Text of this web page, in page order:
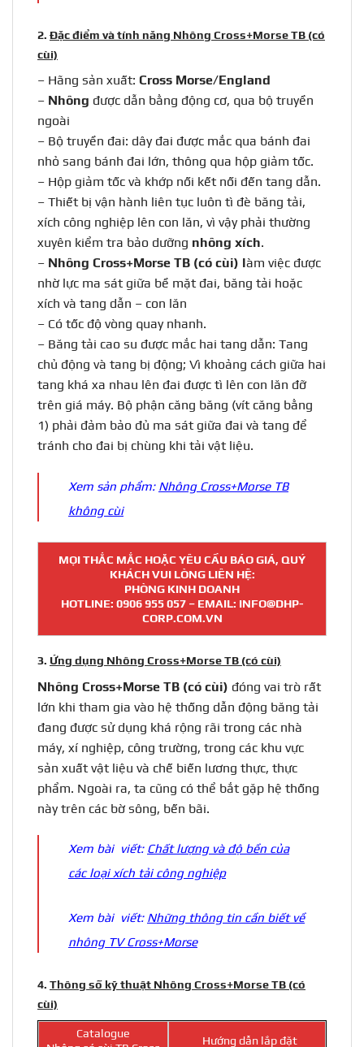
2. Đặc điểm và tính năng Nhông Cross+Morse TB (có
cùi)
– Hãng sản xuất: Cross Morse/England
– Nhông được dẫn bằng động cơ, qua bộ truyền
ngoài
– Bộ truyền đai: dây đai được mắc qua bánh đai
nhỏ sang bánh đai lớn, thông qua hộp giảm tốc.
– Hộp giảm tốc và khớp nối kết nối đến tang dẫn.
– Thiết bị vận hành liên tục luôn tì đè băng tải,
xích công nghiệp lên con lăn, vì vậy phải thường
xuyên kiểm tra bảo dưỡng nhông xích.
– Nhông Cross+Morse TB (có cùi) làm việc được
nhờ lực ma sát giữa bề mặt đai, băng tải hoặc
xích và tang dẫn – con lăn
– Có tốc độ vòng quay nhanh.
– Băng tải cao su được mắc hai tang dẫn: Tang
chủ động và tang bị động; Vì khoảng cách giữa hai
tang khá xa nhau lên đai được tì lên con lăn đỡ
trên giá máy. Bộ phận căng băng (vít căng bằng
1) phải đảm bảo đủ ma sát giữa đai và tang để
tránh cho đai bị chùng khi tải vật liệu.
Xem sản phẩm: Nhông Cross+Morse TB
không cùi
MỌI THẮC MẮC HOẶC YÊU CẦU BÁO GIÁ, QUÝ
KHÁCH VUI LÒNG LIÊN HỆ:
PHÒNG KINH DOANH
HOTLINE: 0906 955 057– EMAIL: INFO@DHP-
CORP.COM.VN
3. Ứng dụng Nhông Cross+Morse TB (có cùi)
Nhông Cross+Morse TB (có cùi) đóng vai trò rất
lớn khi tham gia vào hệ thống dẫn động băng tải
đang được sử dụng khá rộng rãi trong các nhà
máy, xí nghiệp, công trường, trong các khu vực
sản xuất vật liệu và chế biến lương thực, thực
phẩm. Ngoài ra, ta cũng có thể bắt gặp hệ thống
này trên các bờ sông, bến bãi.
Xem bài viết: Chất lượng và độ bền của
các loại xích tải công nghiệp
Xem bài viết: Những thông tin cần biết về
nhông TV Cross+Morse
4. Thông số kỹ thuật Nhông Cross+Morse TB (có
cùi)
Catalogue
Hướng dẫn lắp đặt